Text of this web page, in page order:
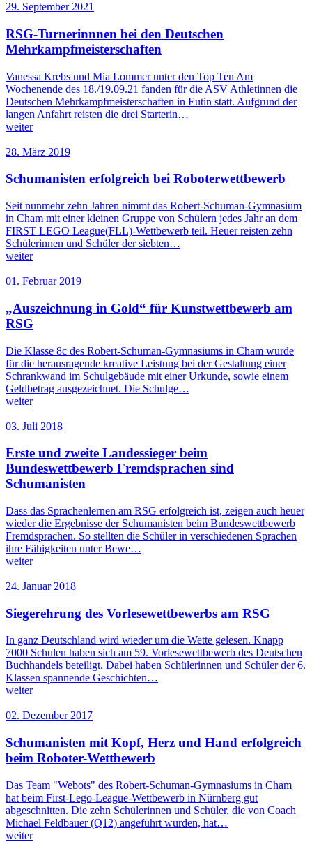
29. September 2021
RSG-Turnerinnnen bei den Deutschen
Mehrkampfmeisterschaften
Vanessa Krebs und Mia Lommer unter den Top Ten Am
Wochenende des 18./19.09.21 fanden für die ASV Athletinnen die
Deutschen Mehrkampfmeisterschaften in Eutin statt. Aufgrund der
langen Anfahrt reisten die drei Starterin…
weiter
28. März 2019
Schumanisten erfolgreich bei Roboterwettbewerb
Seit nunmehr zehn Jahren nimmt das Robert-Schuman-Gymnasium
in Cham mit einer kleinen Gruppe von Schülern jedes Jahr an dem
FIRST LEGO League(FLL)-Wettbewerb teil. Heuer reisten zehn
Schülerinnen und Schüler der siebten…
weiter
01. Februar 2019
„Auszeichnung in Gold“ für Kunstwettbewerb am
RSG
Die Klasse 8c des Robert-Schuman-Gymnasiums in Cham wurde
für die herausragende kreative Leistung bei der Gestaltung einer
Schrankwand im Schulgebäude mit einer Urkunde, sowie einem
Geldbetrag ausgezeichnet. Die Schulge…
weiter
03. Juli 2018
Erste und zweite Landessieger beim
Bundeswettbewerb Fremdsprachen sind
Schumanisten
Dass das Sprachenlernen am RSG erfolgreich ist, zeigen auch heuer
wieder die Ergebnisse der Schumanisten beim Bundeswettbewerb
Fremdsprachen. So stellten die Schüler in verschiedenen Sprachen
ihre Fähigkeiten unter Bewe…
weiter
24. Januar 2018
Siegerehrung des Vorlesewettbewerbs am RSG
In ganz Deutschland wird wieder um die Wette gelesen. Knapp
7000 Schulen haben sich am 59. Vorlesewettbewerb des Deutschen
Buchhandels beteiligt. Dabei haben Schülerinnen und Schüler der 6.
Klassen spannende Geschichten…
weiter
02. Dezember 2017
Schumanisten mit Kopf, Herz und Hand erfolgreich
beim Roboter-Wettbewerb
Das Team "Webots" des Robert-Schuman-Gymnasiums in Cham
hat beim First-Lego-League-Wettbewerb in Nürnberg gut
abgeschnitten. Die zehn Schülerinnen und Schüler, die von Coach
Michael Feldbauer (Q12) angeführt wurden, hat…
weiter